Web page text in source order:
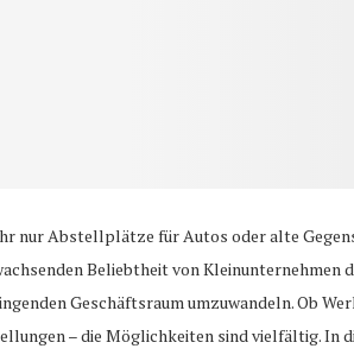
nur Abstellplätze für Autos oder alte
Beliebtheit von Kleinunternehmen
Geschäftsraum umzuwandeln. Ob
– die Möglichkeiten sind vielfältig. In